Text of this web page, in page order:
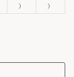
）
）